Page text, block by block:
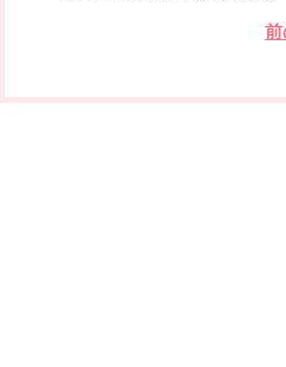
前